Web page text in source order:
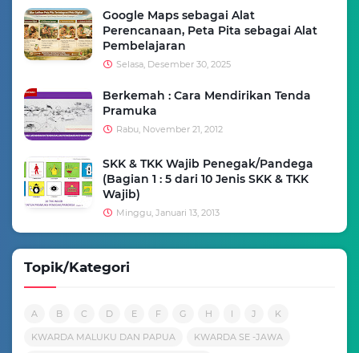
Google Maps sebagai Alat
Perencanaan, Peta Pita sebagai Alat
Pembelajaran
Selasa, Desember 30, 2025
Berkemah : Cara Mendirikan Tenda
Pramuka
Rabu, November 21, 2012
SKK & TKK Wajib Penegak/Pandega
(Bagian 1 : 5 dari 10 Jenis SKK & TKK
Wajib)
Minggu, Januari 13, 2013
Topik/Kategori
A B C D E F G H I J K
KWARDA MALUKU DAN PAPUA KWARDA SE -JAWA